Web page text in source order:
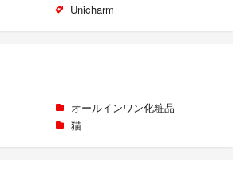
Unicharm
オールインワン化粧品
猫